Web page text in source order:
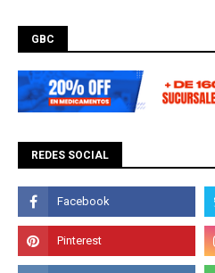
GBC
REDES SOCIAL